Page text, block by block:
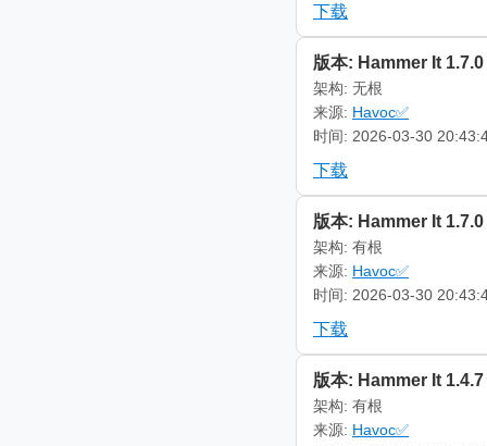
下载
版本: Hammer It 1.7.0
架构: 无根
来源: Havoc✅
时间: 2026-03-30
下载
版本: Hammer It 1.7.0
架构: 有根
来源: Havoc✅
时间: 2026-03-30
下载
版本: Hammer It 1.4.7
架构: 有根
来源: Havoc✅